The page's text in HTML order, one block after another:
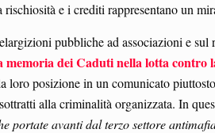
e i crediti rappresentano un
pubbliche ad associazioni e
memoria dei Caduti nella lotta contro
loro posizione in un comunicato
alla criminalità organizzata. In
avanti dal terzo settore